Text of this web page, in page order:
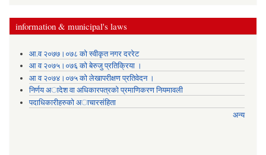
information & municipal's laws
आ.व २०७७।०७८ को स्वीकृत नगर दररेट
आ व २०७५।०७६ को बेरुजु प्रतिक्रिया ।
आ व २०७४।०७५ काे लेखापरीक्षण प्रतिवेदन ।
निर्णय अादेश वा अधिकारपत्रकाे प्रमाणिकरण नियमावली
पदाधिकारीहरुको अाचारसंहिता
अन्य